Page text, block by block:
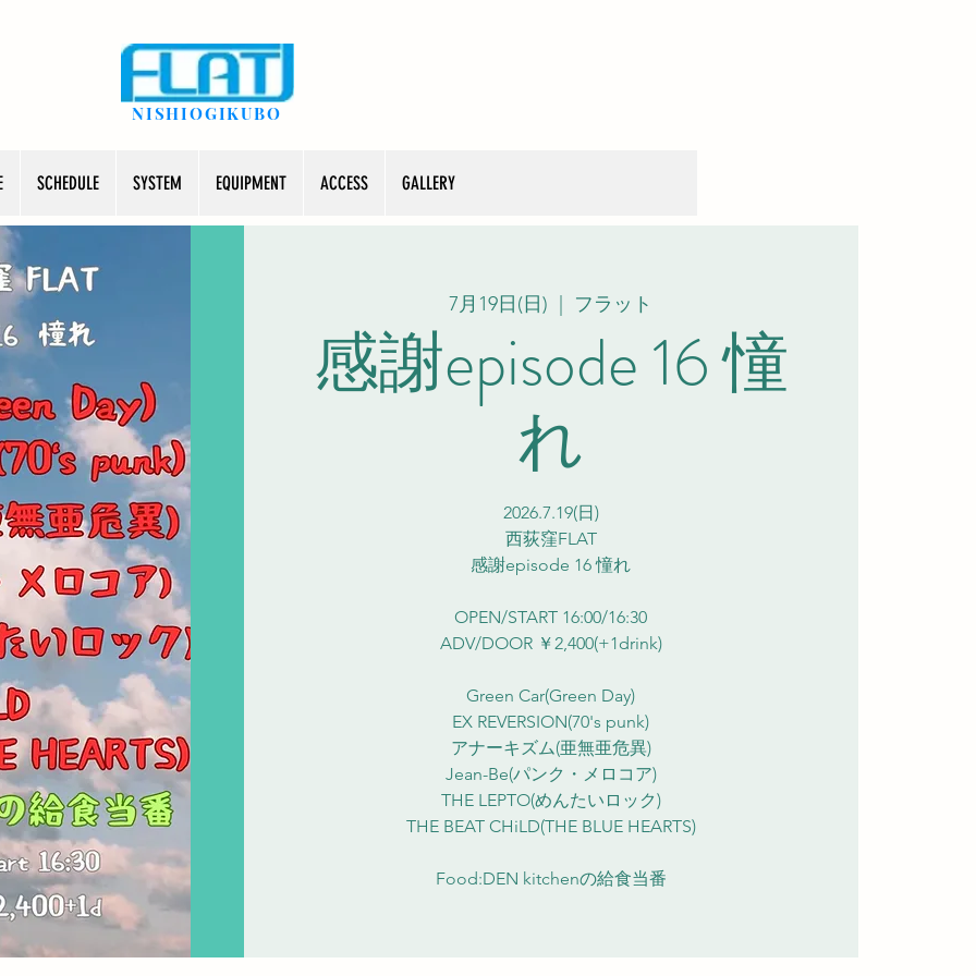
NISHIOGIKUBO
SCHEDULE SYSTEM EQUIPMENT ACCESS GALLERY
7月19日(日) フラット
感謝episode 16 憧
れ
2026.7.19(日)
西荻窪FLAT
感謝episode 16 憧れ
OPEN/START 16:00/16:30
ADV/DOOR ￥2,400(+1drink)
Green Car(Green Day)
EX REVERSION(70's punk)
アナーキズム(亜無亜危異)
Jean-Be(パンク・メロコア)
THE LEPTO(めんたいロック)
THE BEAT CHiLD(THE BLUE HEARTS)
Food:DEN kitchenの給食当番